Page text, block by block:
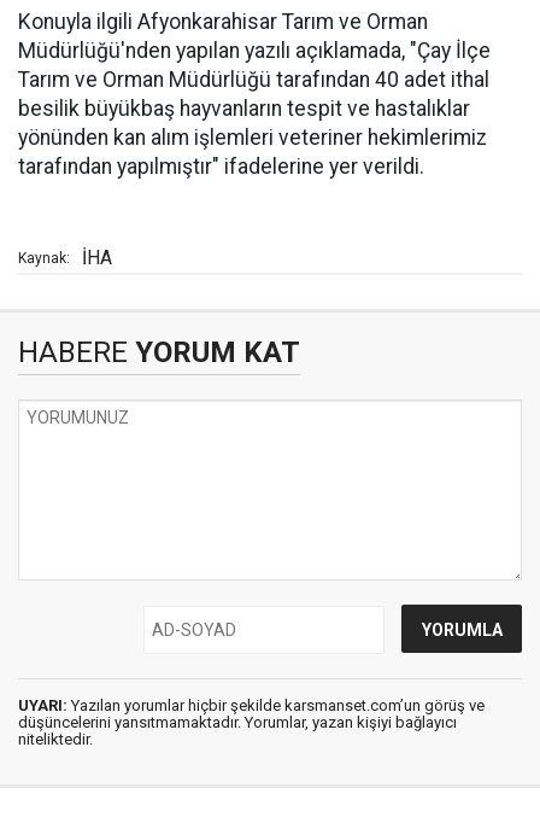
Konuyla ilgili Afyonkarahisar Tarım ve Orman
Müdürlüğü'nden yapılan yazılı açıklamada, "Çay İlçe
Tarım ve Orman Müdürlüğü tarafından 40 adet ithal
besilik büyükbaş hayvanların tespit ve hastalıklar
yönünden kan alım işlemleri veteriner hekimlerimiz
tarafından yapılmıştır" ifadelerine yer verildi.
Kaynak: İHA
HABERE YORUM KAT
UYARI: Yazılan yorumlar hiçbir şekilde karsmanset.com’un görüş ve
düşüncelerini yansıtmamaktadır. Yorumlar, yazan kişiyi bağlayıcı
niteliktedir.